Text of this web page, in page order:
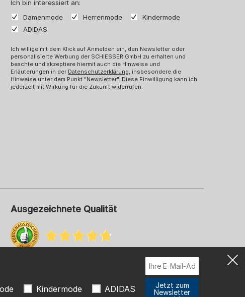
Ich bin interessiert an:
Damenmode
Herrenmode
Kindermode
ADIDAS
Ich willige mit dem Klick auf Anmelden ein, den Newsletter oder
personalisierte Werbung der SCHIESSER GmbH zu erhalten und
beachte und akzeptiere hiermit auch die Hinweise und
Erläuterungen in der Datenschutzerklärung, insbesondere die
Hinweise unter dem Punkt "Newsletter". Diese Einwilligung kann ich
jederzeit mit Wirkung für die Zukunft widerrufen.
Ausgezeichnete Qualität
Mehr Informationen zu unseren Bewertungen
Kindermode ADIDAS
Jetzt zum
Newsletter